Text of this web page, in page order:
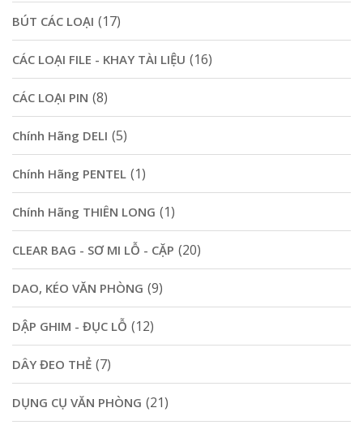
BÚT CÁC LOẠI (17)
CÁC LOẠI FILE - KHAY TÀI LIỆU (16)
CÁC LOẠI PIN (8)
Chính Hãng DELI (5)
Chính Hãng PENTEL (1)
Chính Hãng THIÊN LONG (1)
CLEAR BAG - SƠ MI LỖ - CẶP (20)
DAO, KÉO VĂN PHÒNG (9)
DẬP GHIM - ĐỤC LỖ (12)
DÂY ĐEO THẺ (7)
DỤNG CỤ VĂN PHÒNG (21)